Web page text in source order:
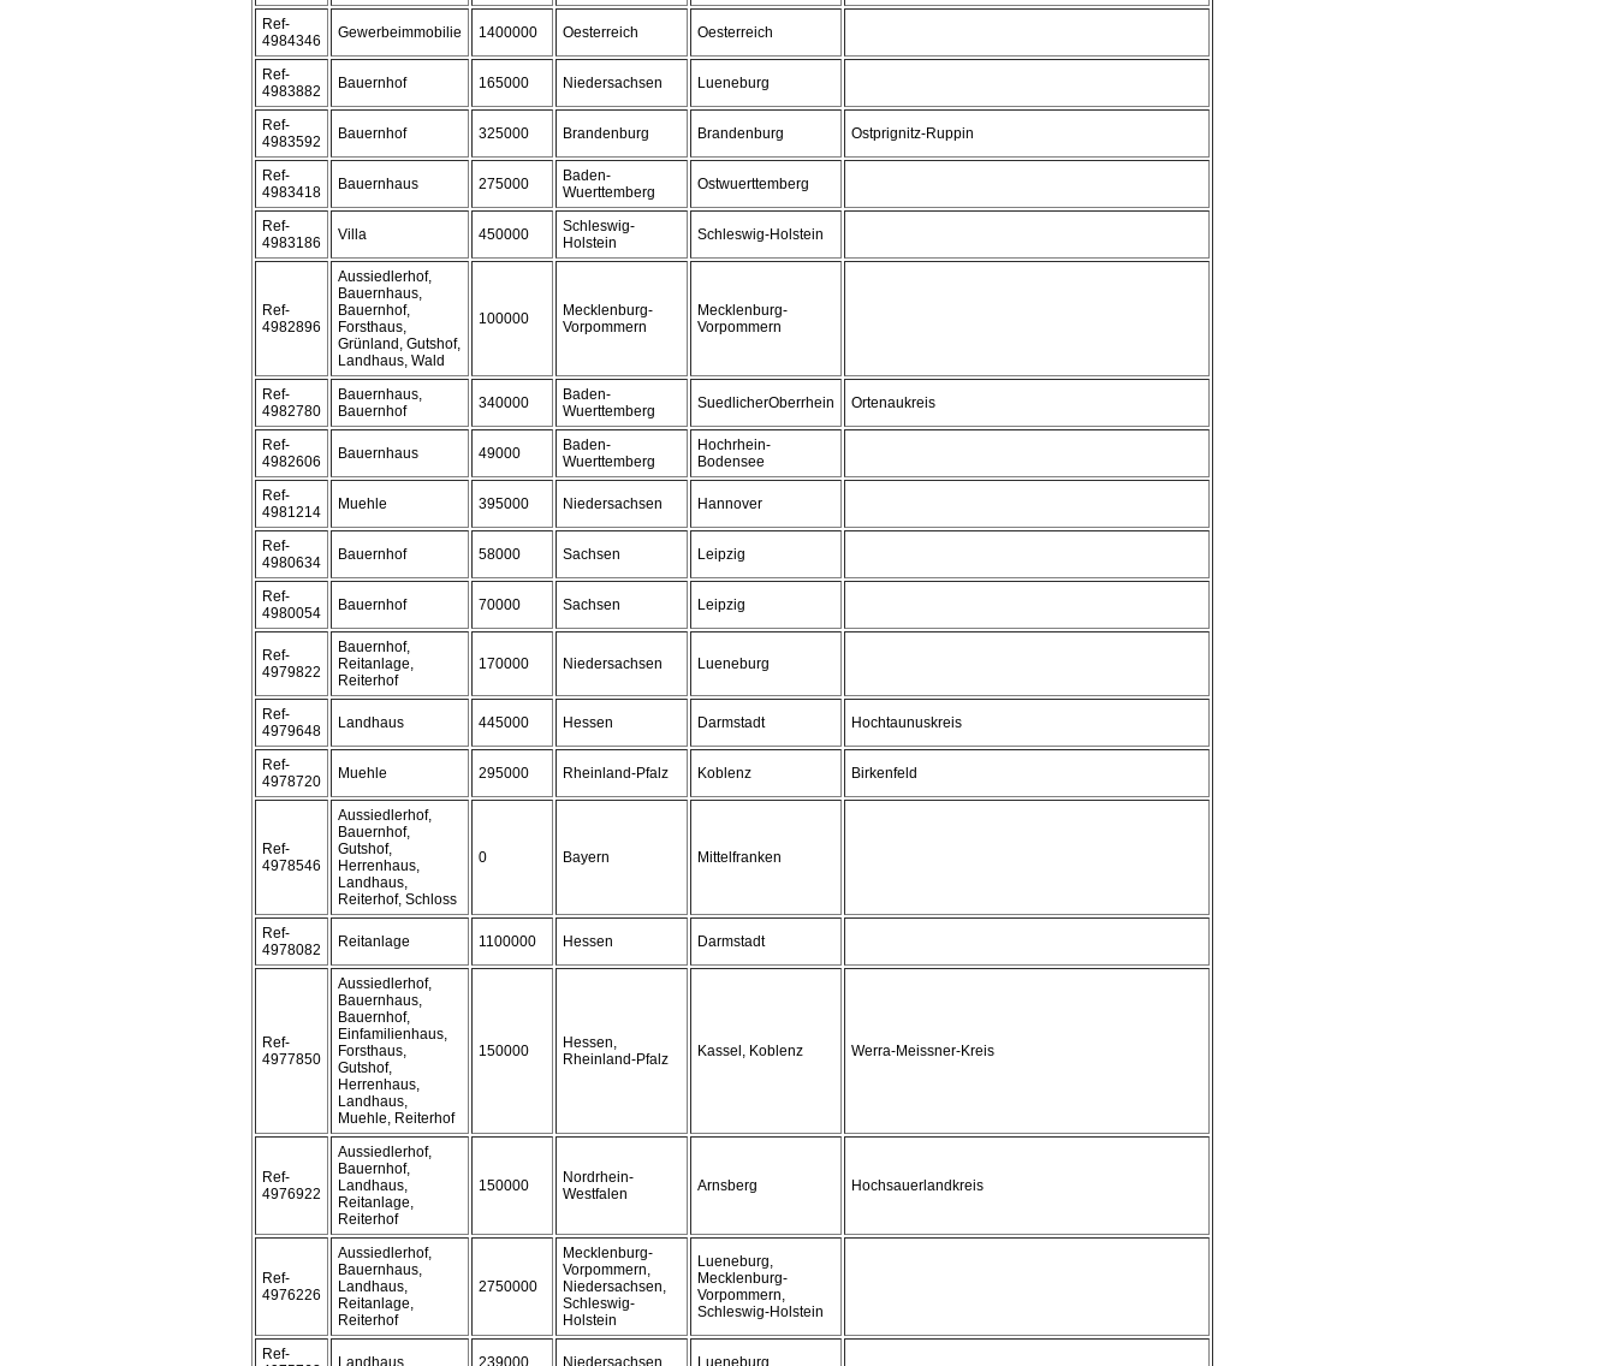
Ref-
4984346
Gewerbeimmobilie 1400000 Oesterreich Oesterreich
Ref-
4983882
Bauernhof 165000 Niedersachsen Lueneburg
Ref-
4983592
Bauernhof 325000 Brandenburg Brandenburg Ostprignitz-Ruppin
Ref-
4983418
Bauernhaus 275000
Baden-
Wuerttemberg
Ostwuerttemberg
Ref-
4983186
Villa 450000
Schleswig-
Holstein
Schleswig-Holstein
Ref-
4982896
Aussiedlerhof,
Bauernhaus,
Bauernhof,
Forsthaus,
Grünland, Gutshof,
Landhaus, Wald
100000
Mecklenburg-
Vorpommern
Mecklenburg-
Vorpommern
Ref-
4982780
Bauernhaus,
Bauernhof
340000
Baden-
Wuerttemberg
SuedlicherOberrhein Ortenaukreis
Ref-
4982606
Bauernhaus 49000
Baden-
Wuerttemberg
Hochrhein-
Bodensee
Ref-
4981214
Muehle 395000 Niedersachsen Hannover
Ref-
4980634
Bauernhof 58000 Sachsen Leipzig
Ref-
4980054
Bauernhof 70000 Sachsen Leipzig
Ref-
4979822
Bauernhof,
Reitanlage,
Reiterhof
170000 Niedersachsen Lueneburg
Ref-
4979648
Landhaus 445000 Hessen Darmstadt Hochtaunuskreis
Ref-
4978720
Muehle 295000 Rheinland-Pfalz Koblenz Birkenfeld
Ref-
4978546
Aussiedlerhof,
Bauernhof,
Gutshof,
Herrenhaus,
Landhaus,
Reiterhof, Schloss
0 Bayern Mittelfranken
Ref-
4978082
Reitanlage 1100000 Hessen Darmstadt
Ref-
4977850
Aussiedlerhof,
Bauernhaus,
Bauernhof,
Einfamilienhaus,
Forsthaus,
Gutshof,
Herrenhaus,
Landhaus,
Muehle, Reiterhof
150000
Hessen,
Rheinland-Pfalz
Kassel, Koblenz Werra-Meissner-Kreis
Ref-
4976922
Aussiedlerhof,
Bauernhof,
Landhaus,
Reitanlage,
Reiterhof
150000
Nordrhein-
Westfalen
Arnsberg Hochsauerlandkreis
Ref-
4976226
Aussiedlerhof,
Bauernhaus,
Landhaus,
Reitanlage,
Reiterhof
2750000
Mecklenburg-
Vorpommern,
Niedersachsen,
Schleswig-
Holstein
Lueneburg,
Mecklenburg-
Vorpommern,
Schleswig-Holstein
Ref-
Landhaus 239000 Niedersachsen Lueneburg